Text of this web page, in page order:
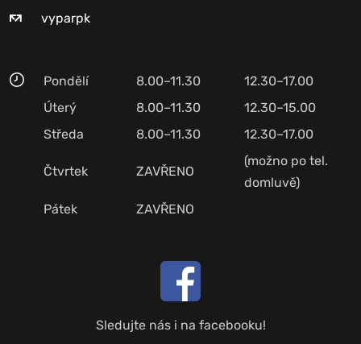
vyparpk
Pondělí 8.00–11.30
12.30–17.00
Úterý
8.00–11.30
12.30–15.00
Středa
8.00–11.30 12.30–17.00
Čtvrtek ZAVŘENO
(možno po tel.
domluvě)
Pátek
ZAVŘENO
Sledujte nás i na facebooku!